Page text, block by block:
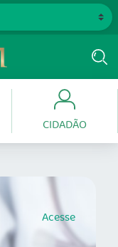
CIDADÃO
Acesse